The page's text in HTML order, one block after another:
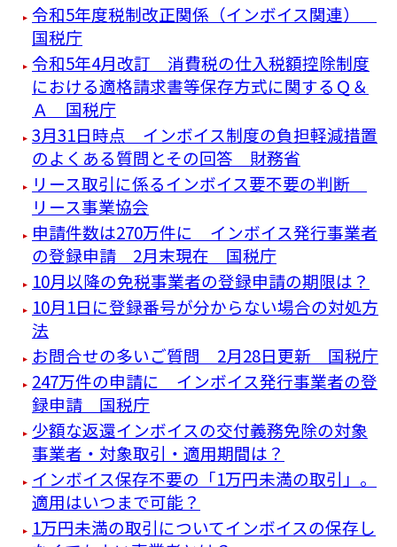
令和5年度税制改正関係（インボイス関連）
国税庁
令和5年4月改訂 消費税の仕入税額控除制度
における適格請求書等保存方式に関するＱ＆
Ａ 国税庁
3月31日時点 インボイス制度の負担軽減措置
のよくある質問とその回答 財務省
リース取引に係るインボイス要不要の判断
リース事業協会
申請件数は270万件に インボイス発行事業者
の登録申請 2月末現在 国税庁
10月以降の免税事業者の登録申請の期限は？
10月1日に登録番号が分からない場合の対処方
法
お問合せの多いご質問 2月28日更新 国税庁
247万件の申請に インボイス発行事業者の登
録申請 国税庁
少額な返還インボイスの交付義務免除の対象
事業者・対象取引・適用期間は？
インボイス保存不要の「1万円未満の取引」。
適用はいつまで可能？
1万円未満の取引についてインボイスの保存し